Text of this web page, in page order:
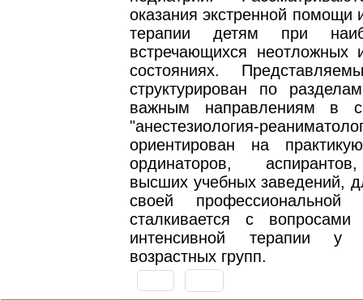
оказания экстренной помощи
терапии детям при
встречающихся неотложных
состояниях.
структурирован по
важным направлениям в
"анестезиология-
ориентирован на
ординаторов,
высших учебных заведений,
своей профессиональной
сталкивается с
интенсивной терапии у
возрастных групп.